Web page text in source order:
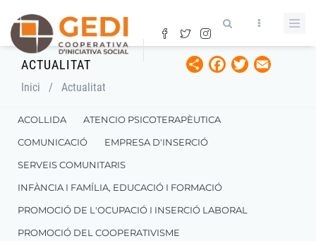
contingut
ACTUALITAT ShareFacebook
Twitter
Fil
Inici / Actualitat
ACOLLIDA
ATENCIO PSICOTERAPÈUTICA
COMUNICACIÓ
EMPRESA D'INSERCIÓ
SERVEIS COMUNITARIS
INFÀNCIA I FAMÍLIA, EDUCACIÓ I FORMACIÓ
PROMOCIÓ DE L'OCUPACIÓ I INSERCIÓ LABORAL
PROMOCIÓ DEL COOPERATIVISME